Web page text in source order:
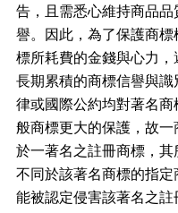
告，且需悉心維持商品品
譽。因此，為了保護商
標所耗費的金錢與心力
長期累積的商標信譽與
律或國際公約均對著名商
般商標更大的保護，故一
於一著名之註冊商標，其
不同於該著名商標的指
能被認定侵害該著名之註